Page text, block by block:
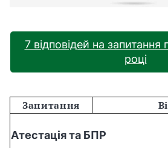
7 відповідей на
році
Запитання
Атестація та БПР